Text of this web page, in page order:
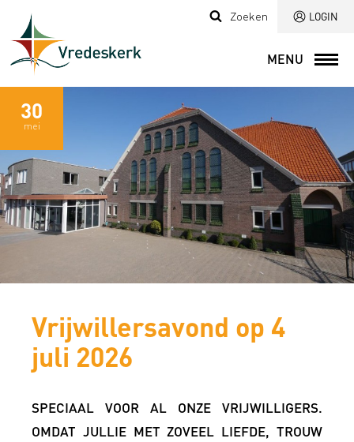
MENU
Zoeken LOGIN
30
mei
Vrijwillersavond op 4
juli 2026
SPECIAAL VOOR AL ONZE VRIJWILLIGERS.
OMDAT JULLIE MET ZOVEEL LIEFDE, TROUW